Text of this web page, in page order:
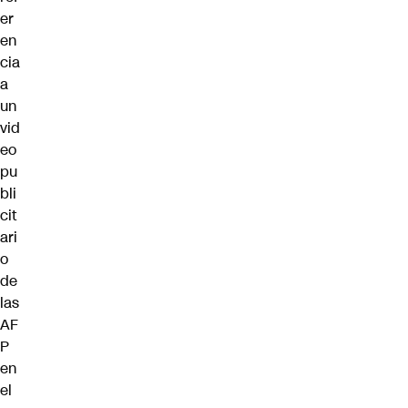
er
en
cia
a
un
vid
eo
pu
bli
cit
ari
o
de
las
AF
P
en
el